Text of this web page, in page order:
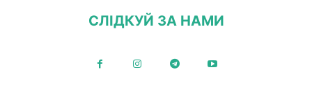
СЛІДКУЙ ЗА НАМИ